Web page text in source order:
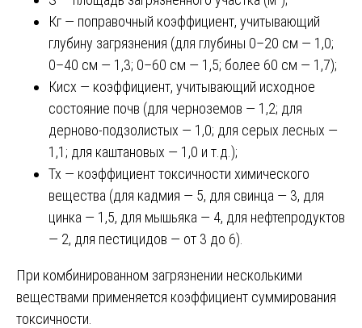
Кг — поправочный коэффициент, учитывающий
глубину загрязнения (для глубины 0–20 см — 1,0;
0–40 см — 1,3; 0–60 см — 1,5; более 60 см — 1,7);
Кисх — коэффициент, учитывающий исходное
состояние почв (для черноземов — 1,2; для
дерново-подзолистых — 1,0; для серых лесных —
1,1; для каштановых — 1,0 и т.д.);
Тх — коэффициент токсичности химического
вещества (для кадмия — 5, для свинца — 3, для
цинка — 1,5, для мышьяка — 4, для нефтепродуктов
— 2, для пестицидов — от 3 до 6).
При комбинированном загрязнении несколькими
веществами применяется коэффициент суммирования
токсичности.